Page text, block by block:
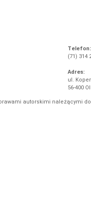
Telefon:
(71) 314
Adres:
ul.
56-400
autorskimi należącymi